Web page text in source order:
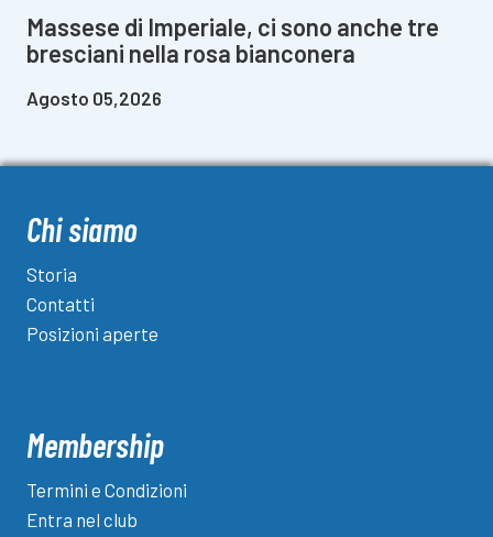
Massese di Imperiale, ci sono anche tre
bresciani nella rosa bianconera
Agosto 05,2026
Chi siamo
Storia
Contatti
Posizioni aperte
Membership
Termini e Condizioni
Entra nel club